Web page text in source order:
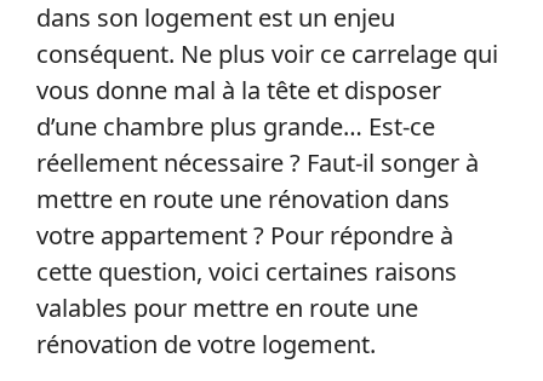
dans son logement est un enjeu
conséquent. Ne plus voir ce carrelage qui
vous donne mal à la tête et disposer
d’une chambre plus grande… Est-ce
réellement nécessaire ? Faut-il songer à
mettre en route une rénovation dans
votre appartement ? Pour répondre à
cette question, voici certaines raisons
valables pour mettre en route une
rénovation de votre logement.